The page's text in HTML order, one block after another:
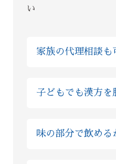
い
家族の代理相談も
常に多くいただい
談とまったく同様
子どもでも漢方を
おりますので、多
味の部分で飲める